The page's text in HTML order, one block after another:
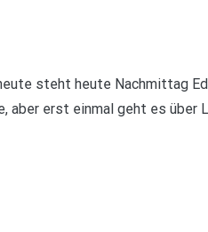
steht heute Nachmittag
aber erst einmal geht es